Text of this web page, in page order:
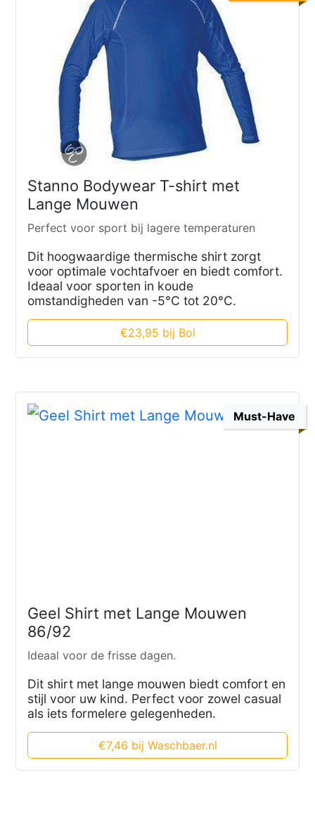
Stanno Bodywear T-shirt met
Lange Mouwen
Perfect voor sport bij lagere temperaturen
Dit hoogwaardige thermische shirt zorgt
voor optimale vochtafvoer en biedt comfort.
Ideaal voor sporten in koude
omstandigheden van -5°C tot 20°C.
€23,95 bij Bol
Must-Have
Geel Shirt met Lange Mouwen
86/92
Ideaal voor de frisse dagen.
Dit shirt met lange mouwen biedt comfort en
stijl voor uw kind. Perfect voor zowel casual
als iets formelere gelegenheden.
€7,46 bij Waschbaer.nl